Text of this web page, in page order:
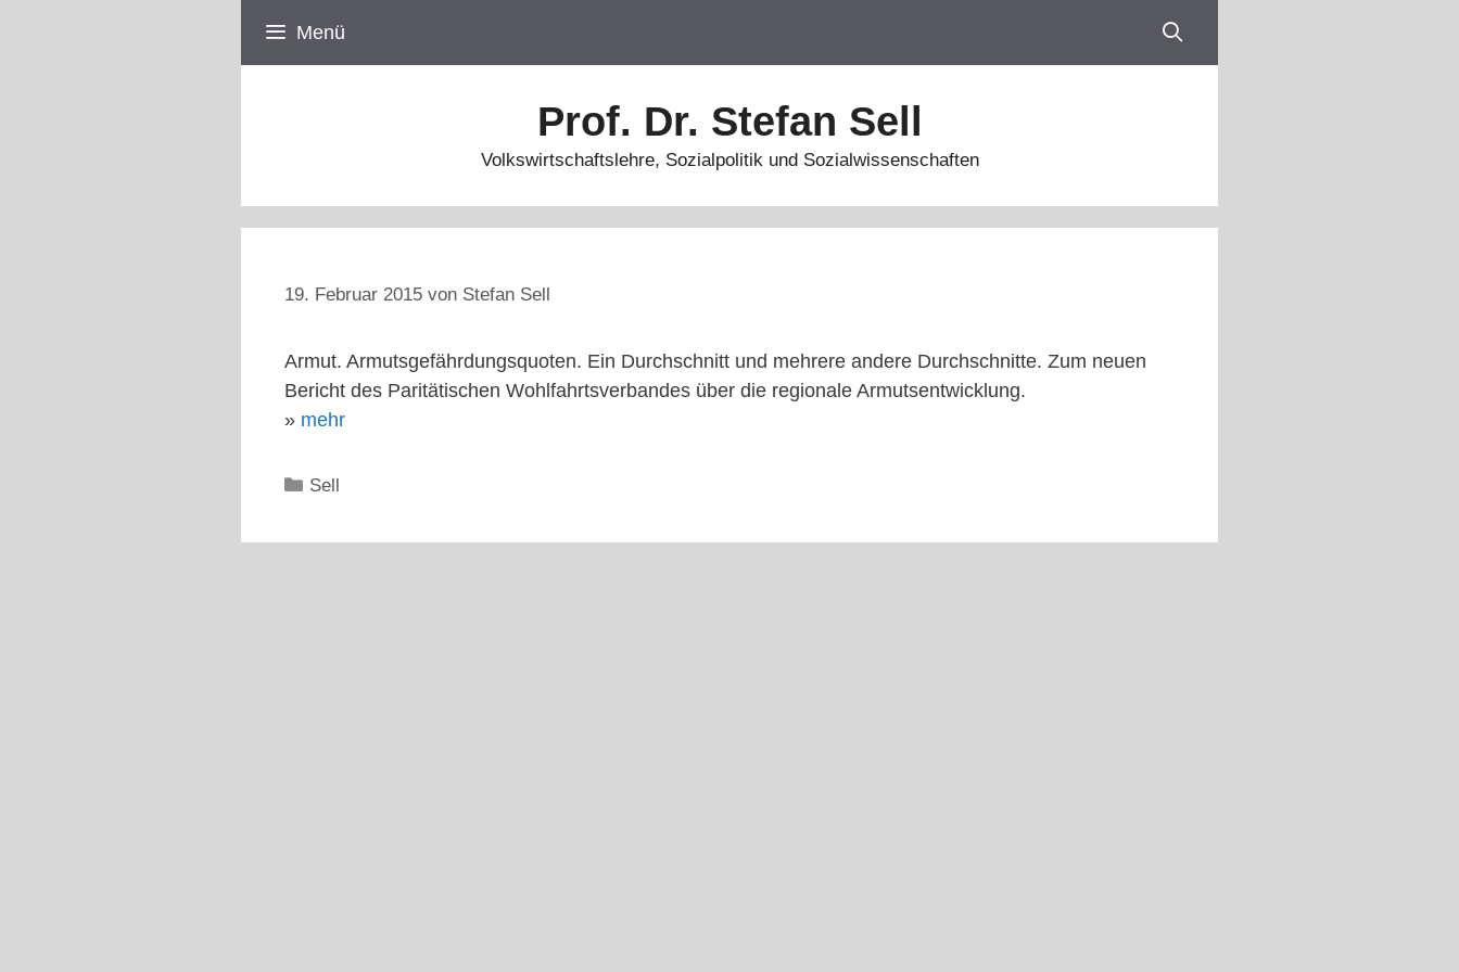
Menü
Prof. Dr. Stefan Sell
Volkswirtschaftslehre, Sozialpolitik und Sozialwissenschaften
19. Februar 2015 von Stefan Sell
Armut. Armutsgefährdungsquoten. Ein Durchschnitt und mehrere andere Durchschnitte. Zum neuen
Bericht des Paritätischen Wohlfahrtsverbandes über die regionale Armutsentwicklung.
» mehr
Kategorien
Sell